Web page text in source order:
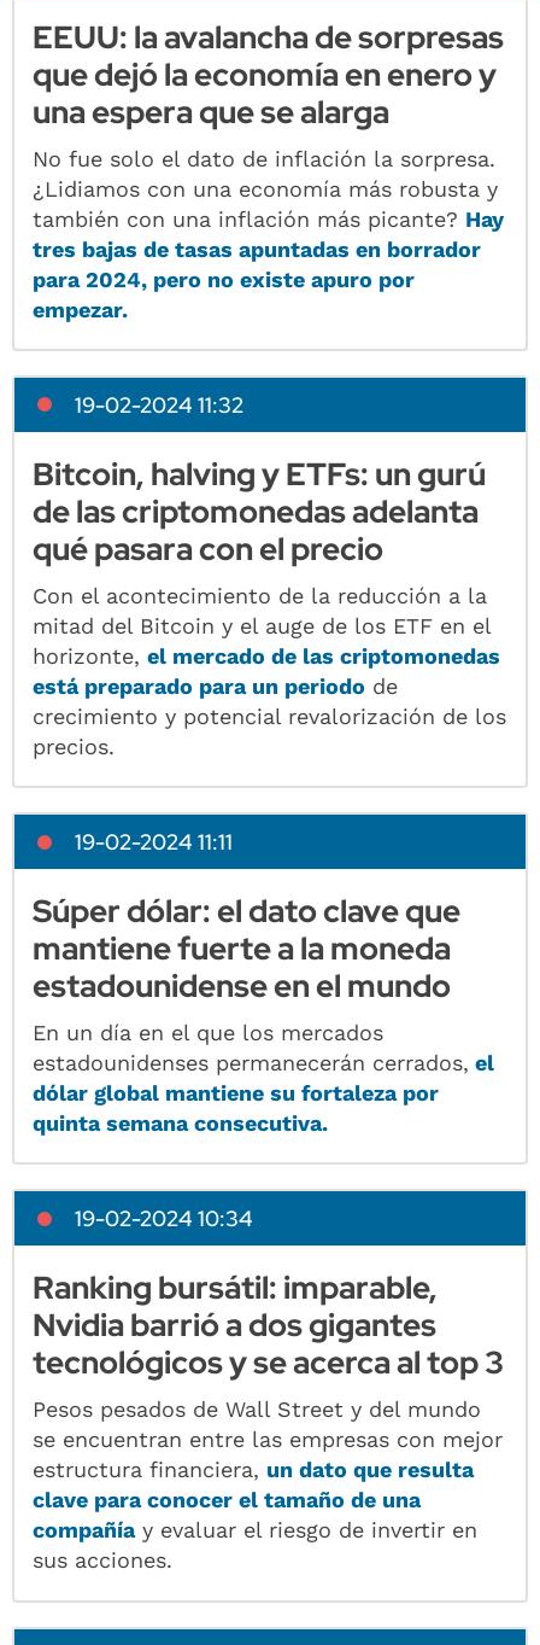
EEUU: la avalancha de sorpresas
que dejó la economía en enero y
una espera que se alarga
No fue solo el dato de inflación la sorpresa.
¿Lidiamos con una economía más robusta y
también con una inflación más picante? Hay
tres bajas de tasas apuntadas en borrador
para 2024, pero no existe apuro por
empezar.
19-02-2024 11:32
Bitcoin, halving y ETFs: un gurú
de las criptomonedas adelanta
qué pasara con el precio
Con el acontecimiento de la reducción a la
mitad del Bitcoin y el auge de los ETF en el
horizonte,el mercado de las criptomonedas
está preparado para un periodo de
crecimiento y potencial revalorización de los
precios.
19-02-2024 11:11
Súper dólar: el dato clave que
mantiene fuerte a la moneda
estadounidense en el mundo
En un día en el que los mercados
estadounidenses permanecerán cerrados, el
dólar global mantiene su fortaleza por
quinta semana consecutiva.
19-02-2024 10:34
Ranking bursátil: imparable,
Nvidia barrió a dos gigantes
tecnológicos y se acerca al top 3
Pesos pesados de Wall Street y del mundo
se encuentran entre las empresas con mejor
estructura financiera, un dato que resulta
clave para conocer el tamaño de una
compañíay evaluar el riesgo de invertir en
sus acciones.